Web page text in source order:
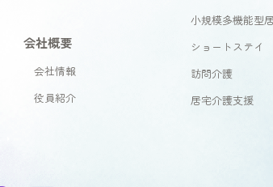
会社概要
会社情報
役員紹介
小規模多機能型
ショートステイ
訪問介護
居宅介護支援